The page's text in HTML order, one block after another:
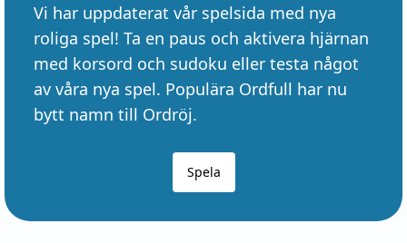
Vi har uppdaterat vår spelsida med nya
roliga spel! Ta en paus och aktivera hjärnan
med korsord och sudoku eller testa något
av våra nya spel. Populära Ordfull har nu
bytt namn till Ordröj.
Spela